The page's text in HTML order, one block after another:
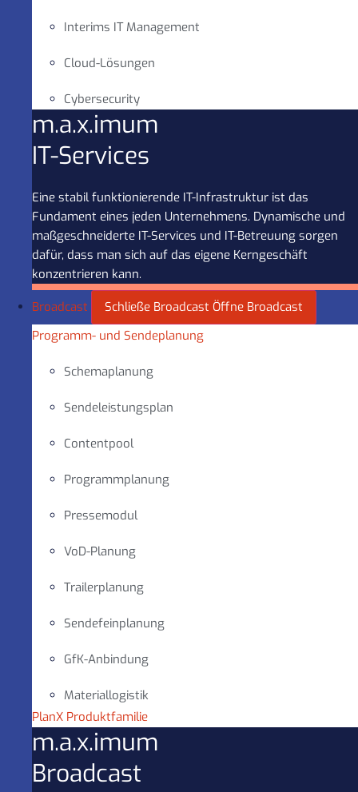
Interims IT Management
Cloud-Lösungen
Cybersecurity
m.a.x.imum
IT-Services
Eine stabil funktionierende IT-Infrastruktur ist das
Fundament eines jeden Unternehmens. Dynamische und
maßgeschneiderte IT-Services und IT-Betreuung sorgen
dafür, dass man sich auf das eigene Kerngeschäft
konzentrieren kann.
Broadcast Schließe Broadcast Öffne Broadcast
Programm- und Sendeplanung
Schemaplanung
Sendeleistungsplan
Contentpool
Programmplanung
Pressemodul
VoD-Planung
Trailerplanung
Sendefeinplanung
GfK-Anbindung
Materiallogistik
PlanX Produktfamilie
m.a.x.imum
Broadcast